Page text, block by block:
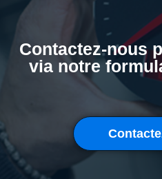
Contactez-nous
via notre